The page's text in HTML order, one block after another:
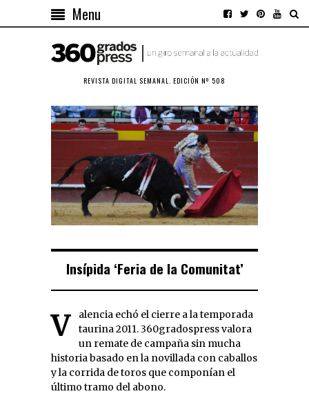
Menu
REVISTA DIGITAL SEMANAL. EDICIÓN Nº 508
Insípida ‘Feria de la Comunitat’
Valencia echó el cierre a la temporada
taurina 2011. 360gradospress valora
un remate de campaña sin mucha
historia basado en la novillada con caballos
y la corrida de toros que componían el
último tramo del abono.